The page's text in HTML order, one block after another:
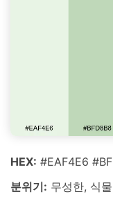
HEX: #EAF4E6
분위기: 무성한, 식